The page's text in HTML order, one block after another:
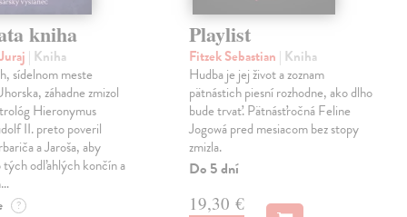
kniha
| Kniha
sídelnom meste
záhadne zmizol
Hieronymus
II. preto poveril
a Jaroša, aby
tých odľahlých končín a
?
Playlist
Fitzek Sebastian | Kniha
Hudba je jej život a zoznam
pätnástich piesní rozhodne, ako dlho
bude trvať. Pätnásťročná Feline
Jogowá pred mesiacom bez stopy
zmizla.
Do 5 dní
19,30 €